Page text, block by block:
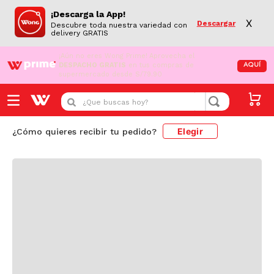
¡Descarga la App!
Descubre toda nuestra variedad con
delivery GRATIS
Descargar X
¡Aún no eres Wong Prime! Aprovecha el
DESPACHO GRATIS en tus compras de
supermercado desde S/79.90
AQUÍ
¿Que buscas hoy?
¿Cómo quieres recibir tu pedido? Elegir
Cargando comentarios...